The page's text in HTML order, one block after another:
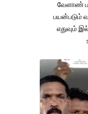
வேளாண்
பயன்படும்
எதுவும்